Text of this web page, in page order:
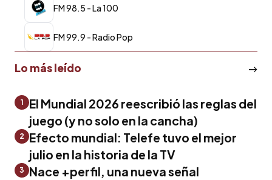
FM 98.5 - La 100
FM 99.9 - Radio Pop
Lo más leído
1
El Mundial 2026 reescribió las reglas del
juego (y no solo en la cancha)
2
Efecto mundial: Telefe tuvo el mejor
julio en la historia de la TV
3
Nace +perfil, una nueva señal